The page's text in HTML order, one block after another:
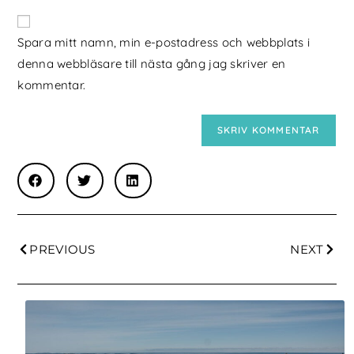
Spara mitt namn, min e-postadress och webbplats i
denna webbläsare till nästa gång jag skriver en
kommentar.
PREVIOUS NEXT